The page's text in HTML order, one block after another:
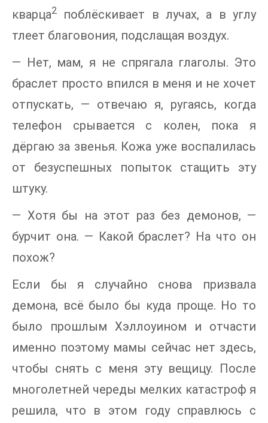
кварца2
поблёскивает в лучах, а в углу
тлеет благовония, подслащая воздух.
— Нет, мам, я не спрягала глаголы. Это
браслет просто впился в меня и не хочет
отпускать, — отвечаю я, ругаясь, когда
телефон срывается с колен, пока я
дёргаю за звенья. Кожа уже воспалилась
от безуспешных попыток стащить эту
штуку.
— Хотя бы на этот раз без демонов, —
бурчит она. — Какой браслет? На что он
похож?
Если бы я случайно снова призвала
демона, всё было бы куда проще. Но то
было прошлым Хэллоуином и отчасти
именно поэтому мамы сейчас нет здесь,
чтобы снять с меня эту вещицу. После
многолетней череды мелких катастроф я
решила, что в этом году справлюсь с